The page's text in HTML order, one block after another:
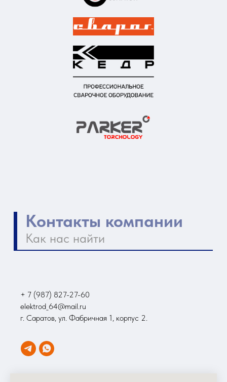
+ 7 (987) 827-27-60
elektrod_64@mail.ru
г. Саратов, ул. Фабричная 1, корпус 2.